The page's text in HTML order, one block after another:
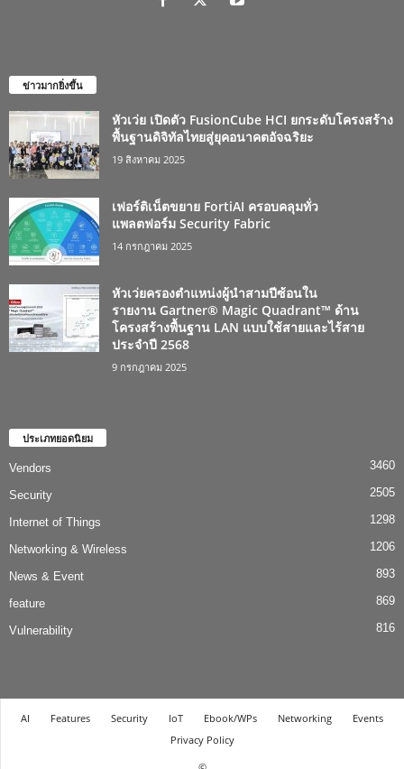
ข่าวมากยิ่งขึ้น
หัวเว่ย เปิดตัว FusionCube HCI ยกระดับโครงสร้าง
พื้นฐานดิจิทัลไทยสู่ยุคอนาคตอัจฉริยะ
19 สิงหาคม 2025
เฟอร์ติเน็ตขยาย FortiAI ครอบคลุมทั่ว
แพลตฟอร์ม Security Fabric
14 กรกฎาคม 2025
หัวเว่ยครองตำแหน่งผู้นำสามปีซ้อนใน
รายงาน Gartner® Magic Quadrant™ ด้าน
โครงสร้างพื้นฐาน LAN แบบใช้สายและไร้สาย
ประจำปี 2568
9 กรกฎาคม 2025
ประเภทยอดนิยม
Vendors 3460
Security 2505
Internet of Things 1298
Networking & Wireless 1206
News & Event 893
feature 869
Vulnerability 816
AI Features Security IoT Ebook/WPs Networking
Events
Privacy Policy